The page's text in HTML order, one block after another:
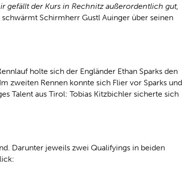
gefällt der Kurs in Rechnitz außerordentlich gut,
schwärmt Schirmherr Gustl Auinger über seinen
holte sich der Engländer Ethan Sparks den
zweiten Rennen konnte sich Flier vor Sparks und
Talent aus Tirol: Tobias Kitzbichler sicherte sich
Darunter jeweils zwei Qualifyings in beiden